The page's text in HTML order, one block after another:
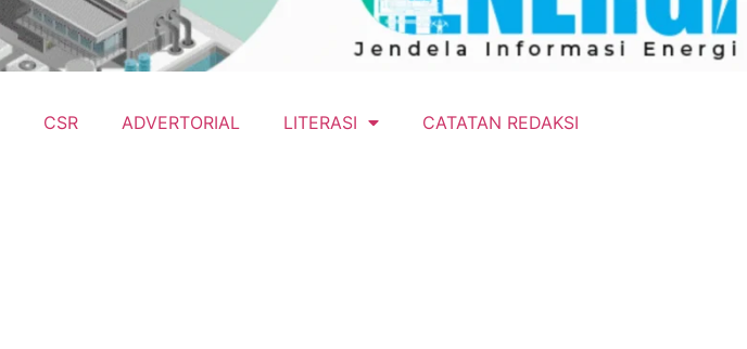
CSR ADVERTORIAL LITERASI CATATAN REDAKSI